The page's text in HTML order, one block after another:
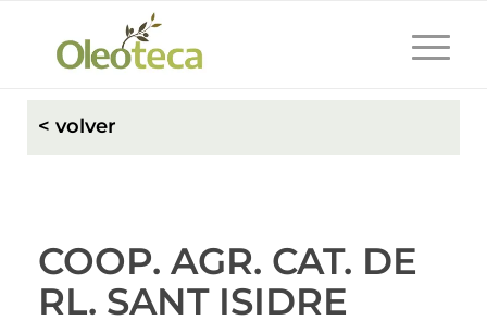
< volver
COOP. AGR. CAT. DE
RL. SANT ISIDRE